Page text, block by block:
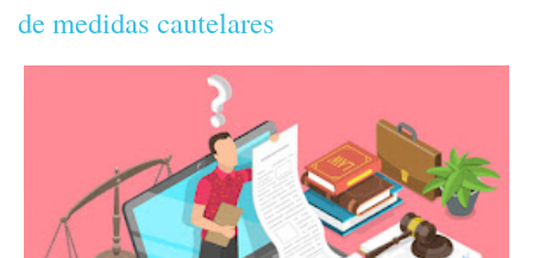
de medidas cautelares